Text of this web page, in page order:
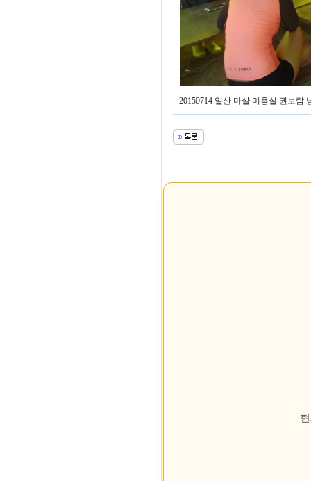
20150714 일산 마샬 미용실 권보람